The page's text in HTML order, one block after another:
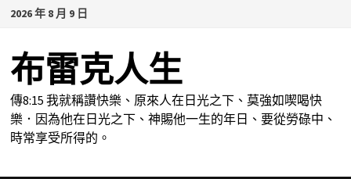
Skip
content
2026 年 8 月 9 日
布雷克人生
傳8:15 我就稱讚快樂、原來人在日光之下、莫強如喫喝快
樂．因為他在日光之下、神賜他一生的年日、要從勞碌中、
時常享受所得的。